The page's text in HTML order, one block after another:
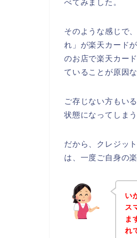
べてみました。
そのような感じで
れ」が楽天カード
のお店で楽天カー
ていることが原因
ご存じない方もい
状態になってしま
だから、クレジッ
は、一度ご自身の
い
ス
ま
れ